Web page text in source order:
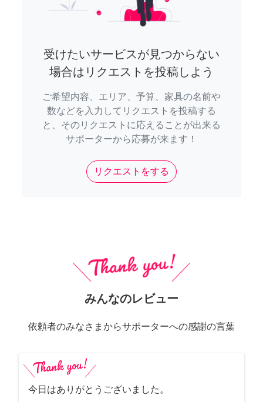
受けたいサービスが見つからない
場合はリクエストを投稿しよう
ご希望内容、エリア、予算、家具の名前や
数などを入力してリクエストを投稿する
と、そのリクエストに応えることが出来る
サポーターから応募が来ます！
リクエストをする
みんなのレビュー
依頼者のみなさまからサポーターへの感謝の言葉
今日はありがとうございました。